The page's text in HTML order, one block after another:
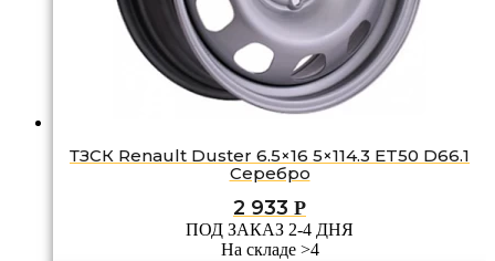
ТЗСК Renault Duster 6.5×16 5×114.3 ET50 D66.1
Серебро
2 933 Р
ПОД ЗАКАЗ 2-4 ДНЯ
На складе >4